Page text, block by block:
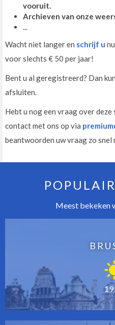
vooruit.
Archieven van onze
...
Wacht niet langer en schrijf u
voor slechts € 50 per jaar!
Bent u al geregistreerd? Dan
afsluiten.
Hebt u nog een vraag over deze
contact met ons op via
beantwoorden uw vraag zo snel
Meest bekeken
19